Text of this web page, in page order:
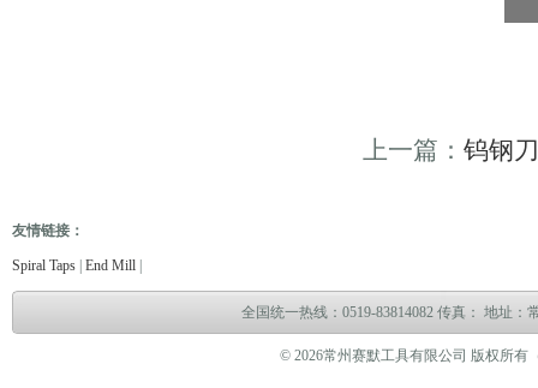
上一篇： 钨钢
友情链接：
Spiral Taps End Mill
电缆故障测试仪 电缆故障测试仪
全国统一热线：0519-83814082 传真： 地址：
© 2026常州赛默工具有限公司 版权所有